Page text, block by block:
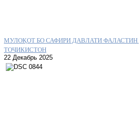
МУЛОҚОТ БО САФИРИ ДАВЛАТИ
ТОҶИКИСТОН
22 Декабрь 2025